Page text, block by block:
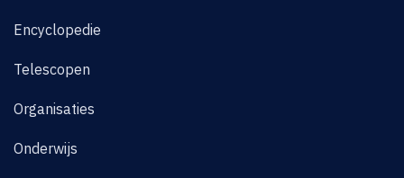
Encyclopedie
Telescopen
Organisaties
Onderwijs